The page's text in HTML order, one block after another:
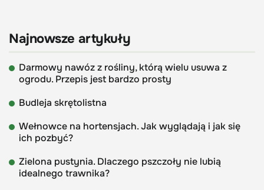
Najnowsze artykuły
Darmowy nawóz z rośliny, którą wielu usuwa z
ogrodu. Przepis jest bardzo prosty
Budleja skrętolistna
Wełnowce na hortensjach. Jak wyglądają i jak się
ich pozbyć?
Zielona pustynia. Dlaczego pszczoły nie lubią
idealnego trawnika?